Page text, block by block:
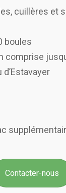
cuillères et
boules
comprise
Contacter-nous